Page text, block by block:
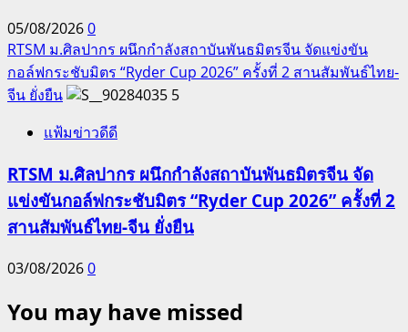
05/08/20260
RTSM ม.ศิลปากร ผนึกกำลังสถาบันพันธมิตรจีน จัดแข่งขัน
กอล์ฟกระชับมิตร “Ryder Cup 2026” ครั้งที่ 2 สานสัมพันธ์ไทย-
จีน ยั่งยืน
5
แฟ้มข่าวดีดี
RTSM ม.ศิลปากร ผนึกกำลังสถาบันพันธมิตรจีน จัด
แข่งขันกอล์ฟกระชับมิตร “Ryder Cup 2026” ครั้งที่ 2
สานสัมพันธ์ไทย-จีน ยั่งยืน
03/08/20260
You may have missed